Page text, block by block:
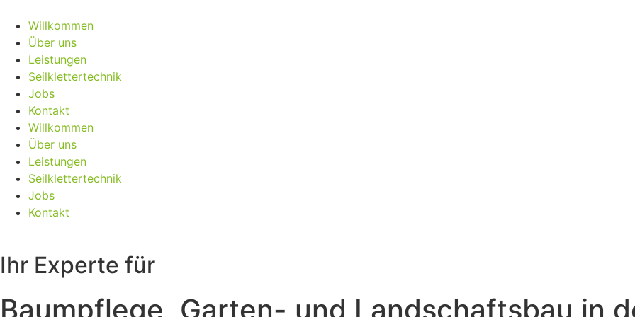
Willkommen
Über uns
Leistungen
Seilklettertechnik
Jobs
Kontakt
Willkommen
Über uns
Leistungen
Seilklettertechnik
Jobs
Kontakt
Ihr Experte für
Baumpflege, Garten- und Landschaftsbau in